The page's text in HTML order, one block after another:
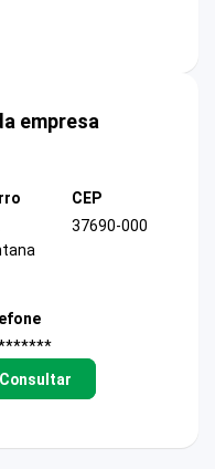
empresa
CEP
37690-000
Consultar